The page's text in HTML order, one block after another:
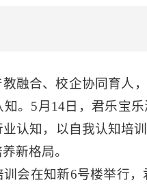
融合、校企协同育人
。5月14日，君乐宝
认知，以自我认知培
新格局。
训会在知新6号楼举行，